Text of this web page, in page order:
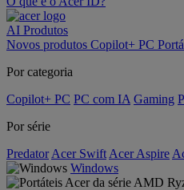
AI Produtos
Novos produtos Copilot+ PC
Por categoria
Copilot+ PC PC com IA Gaming
Por série
Predator Acer Swift Acer Aspire
Windows